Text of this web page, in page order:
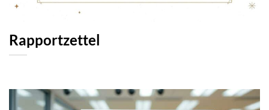
Rapportzettel